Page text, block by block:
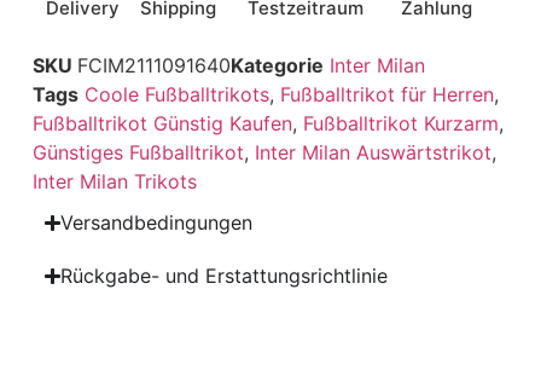
Delivery Shipping Testzeitraum Zahlung
SKU FCIM2111091640Kategorie Inter Milan
Tags Coole Fußballtrikots, Fußballtrikot für Herren,
Fußballtrikot Günstig Kaufen, Fußballtrikot Kurzarm,
Günstiges Fußballtrikot, Inter Milan Auswärtstrikot,
Inter Milan Trikots
Versandbedingungen
Rückgabe- und Erstattungsrichtlinie